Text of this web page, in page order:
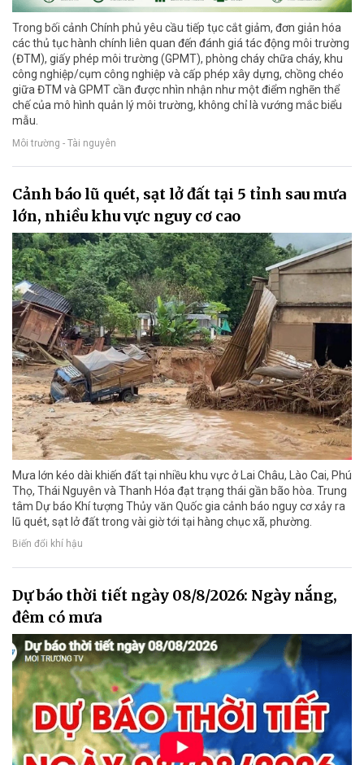
Trong bối cảnh Chính phủ yêu cầu tiếp tục cắt giảm, đơn giản hóa
các thủ tục hành chính liên quan đến đánh giá tác động môi trường
(ĐTM), giấy phép môi trường (GPMT), phòng cháy chữa cháy, khu
công nghiệp/cụm công nghiệp và cấp phép xây dựng, chồng chéo
giữa ĐTM và GPMT cần được nhìn nhận như một điểm nghẽn thể
chế của mô hình quản lý môi trường, không chỉ là vướng mắc biểu
mẫu.
Môi trường - Tài nguyên
Cảnh báo lũ quét, sạt lở đất tại 5 tỉnh sau mưa
lớn, nhiều khu vực nguy cơ cao
Mưa lớn kéo dài khiến đất tại nhiều khu vực ở Lai Châu, Lào Cai, Phú
Thọ, Thái Nguyên và Thanh Hóa đạt trạng thái gần bão hòa. Trung
tâm Dự báo Khí tượng Thủy văn Quốc gia cảnh báo nguy cơ xảy ra
lũ quét, sạt lở đất trong vài giờ tới tại hàng chục xã, phường.
Biến đổi khí hậu
Dự báo thời tiết ngày 08/8/2026: Ngày nắng,
đêm có mưa